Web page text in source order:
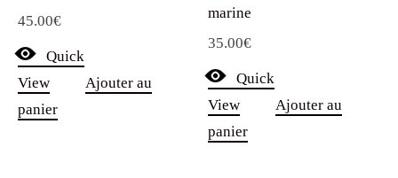
45.00€
Quick
View
Ajouter au
panier
marine
35.00€
Quick
View
Ajouter au
panier